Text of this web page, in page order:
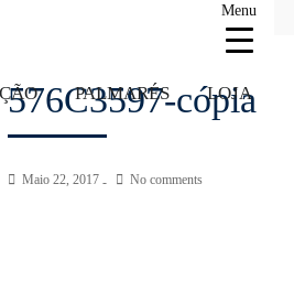
PALMARÉS LOJA
576C3597-cópia
Maio 22, 2017 No comments
Menu